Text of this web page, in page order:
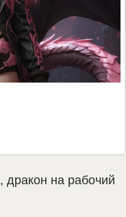
, дракон на рабочий